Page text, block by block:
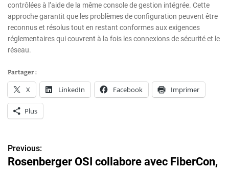
contrôlées à l’aide de la même console de gestion intégrée. Cette
approche garantit que les problèmes de configuration peuvent être
reconnus et résolus tout en restant conformes aux exigences
réglementaires qui couvrent à la fois les connexions de sécurité et le
réseau.
Partager :
X LinkedIn Facebook Imprimer
Plus
N
Previous:
Rosenberger OSI collabore avec FiberCon,